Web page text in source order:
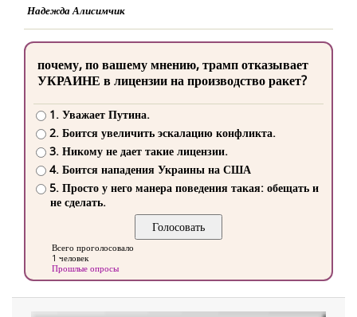
Надежда Алисимчик
почему, по вашему мнению, трамп отказывает
УКРАИНЕ в лицензии на производство ракет?
1. Уважает Путина.
2. Боится увеличить эскалацию конфликта.
3. Никому не дает такие лицензии.
4. Боится нападения Украины на США
5. Просто у него манера поведения такая: обещать и
не сделать.
Всего проголосовало
1 человек
Прошлые опросы